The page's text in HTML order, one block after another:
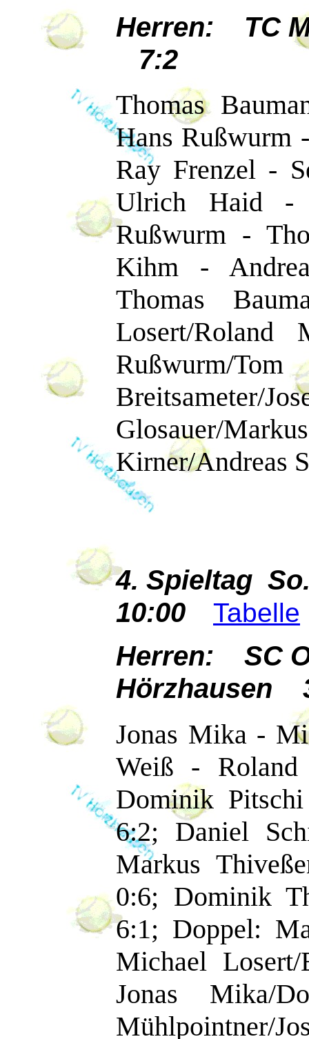
Herren: TC
7:2
Thomas
Hans Rußwurm
Ray Frenzel -
Ulrich Haid -
Rußwurm -
Kihm -
Thomas
Losert/Roland
Rußwurm/
Breitsameter/
Glosauer/
Kirner/Andreas
4. Spieltag
10:00
Tabelle
Herren: SC
Hörzhausen
Jonas Mika -
Weiß -
Dominik
6:2; Daniel
Markus
0:6; Dominik
6:1; Doppel:
Michael
Jonas Mika/
Mühlpointner/